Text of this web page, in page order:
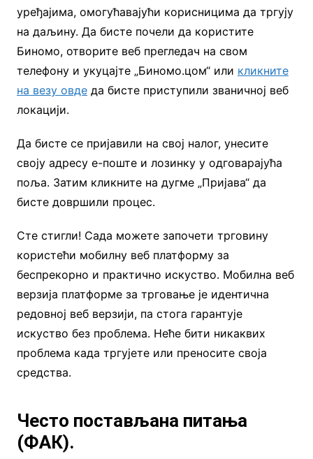
уређајима, омогућавајући корисницима да тргују
на даљину. Да бисте почели да користите
Биномо, отворите веб прегледач на свом
телефону и укуцајте „Биномо.цом“ или кликните
на везу овдеда бисте приступили званичној веб
локацији.
Да бисте се пријавили на свој налог, унесите
своју адресу е-поште и лозинку у одговарајућа
поља. Затим кликните на дугме „Пријава“ да
бисте довршили процес.
Сте стигли! Сада можете започети трговину
користећи мобилну веб платформу за
беспрекорно и практично искуство. Мобилна веб
верзија платформе за трговање је идентична
редовној веб верзији, па стога гарантује
искуство без проблема. Неће бити никаквих
проблема када тргујете или преносите своја
средства.
Често постављана питања
(ФАК).